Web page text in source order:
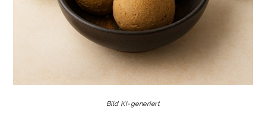
Bild KI-generiert